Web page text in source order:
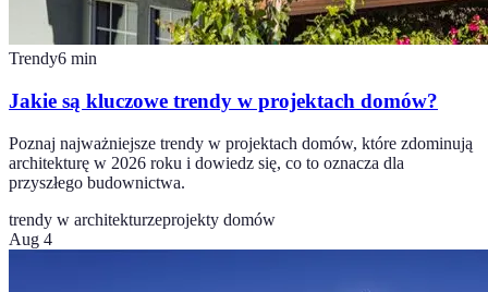
Trendy6 min
Jakie są kluczowe trendy w projektach domów?
Poznaj najważniejsze trendy w projektach domów, które zdominują
architekturę w 2026 roku i dowiedz się, co to oznacza dla
przyszłego budownictwa.
trendy w architekturzeprojekty domów
Aug 4